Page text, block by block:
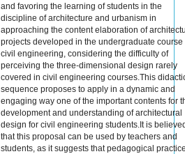
and favoring the learning of students in the
discipline of architecture and urbanism in
approaching the content elaboration of
projects developed in the undergraduate course
civil engineering, considering the difficulty of
perceiving the three-dimensional design rarely
covered in civil engineering courses.This
sequence proposes to apply in a dynamic and
engaging way one of the important contents for
development and understanding of architectural
design for civil engineering students.It is
that this proposal can be used by teachers and
students, as it suggests that pedagogical